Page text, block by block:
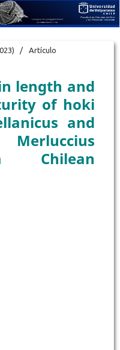
/ Artículo
length and
of hoki
and
Chilean